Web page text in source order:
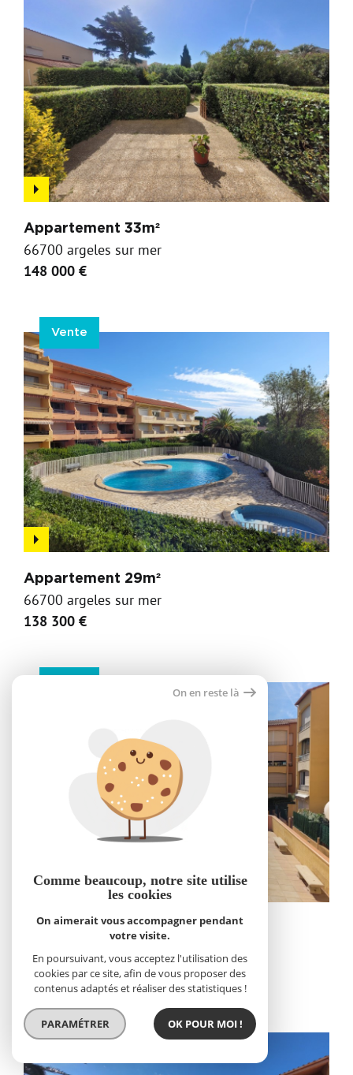
Appartement 33m²
66700 argeles sur mer
148 000 €
Vente
Appartement 29m²
66700 argeles sur mer
138 300 €
Appartement 22m²
66700 argeles sur mer
80 000 €
On en reste là
Comme beaucoup, notre site utilise
les cookies
On aimerait vous accompagner pendant
votre visite.
En poursuivant, vous acceptez l'utilisation des
cookies par ce site, afin de vous proposer des
contenus adaptés et réaliser des statistiques !
PARAMÉTRER OK POUR MOI !